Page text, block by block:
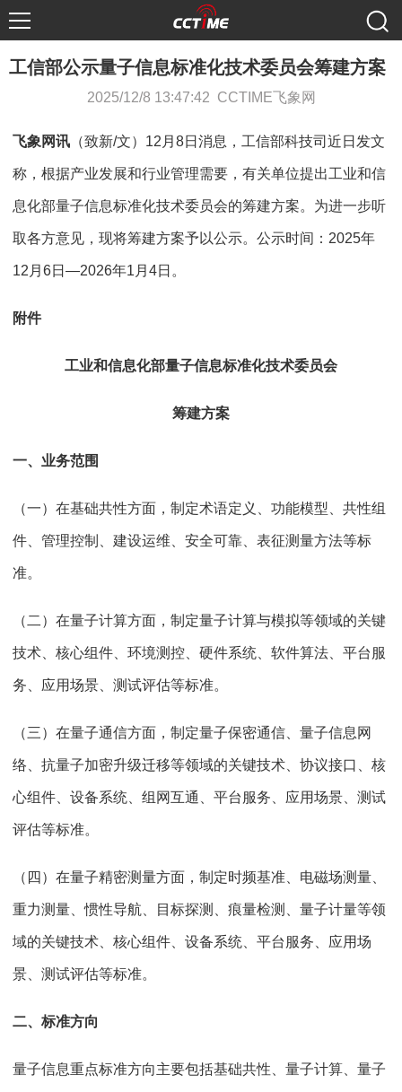
工信部公示量子信息标准化技术委员会筹建方案
2025/12/8 13:47:42 CCTIME飞象网
飞象网讯 （致新/文）12月8日消息，工信部科技司近日发文
称，根据产业发展和行业管理需要，有关单位提出工业和信
息化部量子信息标准化技术委员会的筹建方案。为进一步听
取各方意见，现将筹建方案予以公示。公示时间：2025年
12月6日—2026年1月4日。
附件
工业和信息化部量子信息标准化技术委员会
筹建方案
一、业务范围
（一）在基础共性方面，制定术语定义、功能模型、共性组
件、管理控制、建设运维、安全可靠、表征测量方法等标
准。
（二）在量子计算方面，制定量子计算与模拟等领域的关键
技术、核心组件、环境测控、硬件系统、软件算法、平台服
务、应用场景、测试评估等标准。
（三）在量子通信方面，制定量子保密通信、量子信息网
络、抗量子加密升级迁移等领域的关键技术、协议接口、核
心组件、设备系统、组网互通、平台服务、应用场景、测试
评估等标准。
（四）在量子精密测量方面，制定时频基准、电磁场测量、
重力测量、惯性导航、目标探测、痕量检测、量子计量等领
域的关键技术、核心组件、设备系统、平台服务、应用场
景、测试评估等标准。
二、标准方向
量子信息重点标准方向主要包括基础共性、量子计算、量子